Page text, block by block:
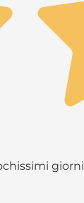
giorni